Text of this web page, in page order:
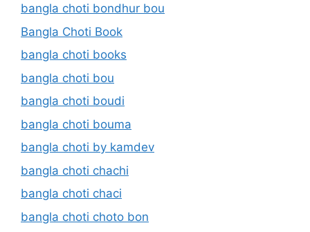
bangla choti bondhur bou
Bangla Choti Book
bangla choti books
bangla choti bou
bangla choti boudi
bangla choti bouma
bangla choti by kamdev
bangla choti chachi
bangla choti chaci
bangla choti choto bon